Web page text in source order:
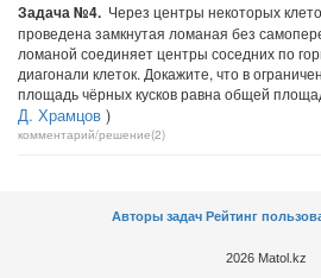
Задача №4. Через центры некоторых
проведена замкнутая ломаная без
ломаной соединяет центры соседних по
диагонали клеток. Докажите, что в
площадь чёрных кусков равна общей
Д. Храмцов )
комментарий/решение(2)
Авторы задач Рейтинг
2026 Matol.kz